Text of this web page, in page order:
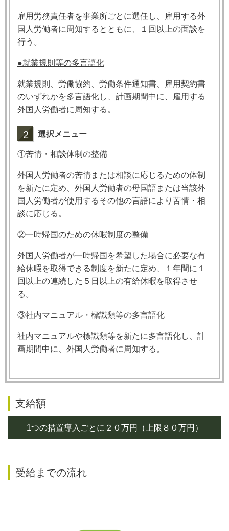
雇用労務責任者を事業所ごとに選任し、雇用する外
国人労働者に周知するとともに、１回以上の面談を
行う。
●就業規則等の多言語化
就業規則、労働協約、労働条件通知書、雇用契約書
のいずれかを多言語化し、計画期間中に、雇用する
外国人労働者に周知する。
2 選択メニュー
①苦情・相談体制の整備
外国人労働者の苦情または相談に応じるための体制
を新たに定め、外国人労働者の母国語または当該外
国人労働者が使用するその他の言語により苦情・相
談に応じる。
②一時帰国のための休暇制度の整備
外国人労働者が一時帰国を希望した場合に必要な有
給休暇を取得できる制度を新たに定め、１年間に１
回以上の連続した５日以上の有給休暇を取得させ
る。
③社内マニュアル・標識類等の多言語化
社内マニュアルや標識類等を新たに多言語化し、計
画期間中に、外国人労働者に周知する。
支給額
1つの措置導入ごとに２０万円（上限８０万円）
受給までの流れ